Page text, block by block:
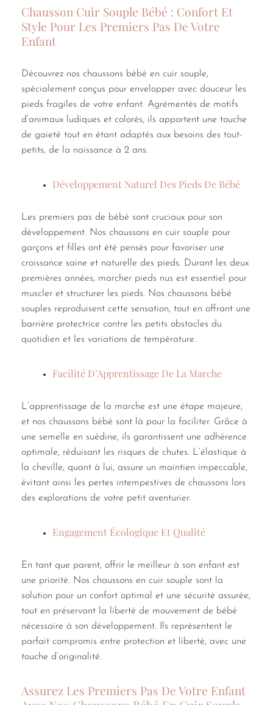
Chausson Cuir Souple Bébé : Confort Et
Style Pour Les Premiers Pas De Votre
Enfant
Découvrez nos chaussons bébé en cuir souple,
spécialement conçus pour envelopper avec douceur les
pieds fragiles de votre enfant. Agrémentés de motifs
d’animaux ludiques et colorés, ils apportent une touche
de gaieté tout en étant adaptés aux besoins des tout-
petits, de la naissance à 2 ans.
Développement Naturel Des Pieds De Bébé
Les premiers pas de bébé sont cruciaux pour son
développement. Nos chaussons en cuir souple pour
garçons et filles ont été pensés pour favoriser une
croissance saine et naturelle des pieds. Durant les deux
premières années, marcher pieds nus est essentiel pour
muscler et structurer les pieds. Nos chaussons bébé
souples reproduisent cette sensation, tout en offrant une
barrière protectrice contre les petits obstacles du
quotidien et les variations de température.
Facilité D’Apprentissage De La Marche
L’apprentissage de la marche est une étape majeure,
et nos chaussons bébé sont là pour la faciliter. Grâce à
une semelle en suédine, ils garantissent une adhérence
optimale, réduisant les risques de chutes. L’élastique à
la cheville, quant à lui, assure un maintien impeccable,
évitant ainsi les pertes intempestives de chaussons lors
des explorations de votre petit aventurier.
Engagement Écologique Et Qualité
En tant que parent, offrir le meilleur à son enfant est
une priorité. Nos chaussons en cuir souple sont la
solution pour un confort optimal et une sécurité assurée,
tout en préservant la liberté de mouvement de bébé
nécessaire à son développement. Ils représentent le
parfait compromis entre protection et liberté, avec une
touche d’originalité.
Assurez Les Premiers Pas De Votre Enfant